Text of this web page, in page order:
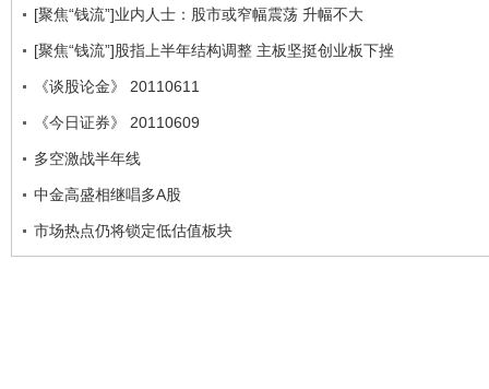
[聚焦“钱流”]业内人士：股市或窄幅震荡 升幅不大
[聚焦“钱流”]股指上半年结构调整 主板坚挺创业板下挫
《谈股论金》 20110611
《今日证券》 20110609
多空激战半年线
中金高盛相继唱多A股
市场热点仍将锁定低估值板块